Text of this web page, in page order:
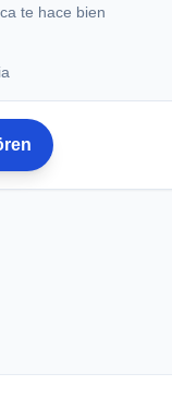
te hace bien